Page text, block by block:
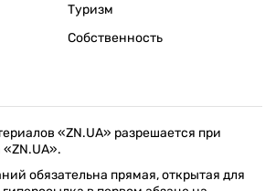
Туризм
Собственность
«ZN.UA» разрешается при
обязательна прямая, открытая для